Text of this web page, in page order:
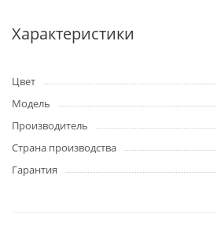
Характеристики
Цвет
Модель
Производитель
Страна производства
Гарантия